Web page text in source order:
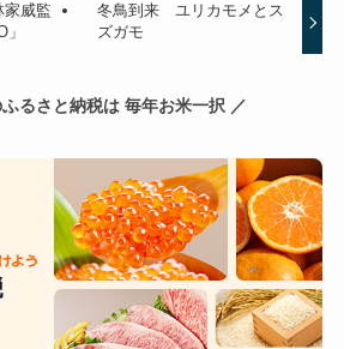
威監
冬鳥到来 ユリカモメとス
ズガモ
るさと納税は 毎年お米一択 ／